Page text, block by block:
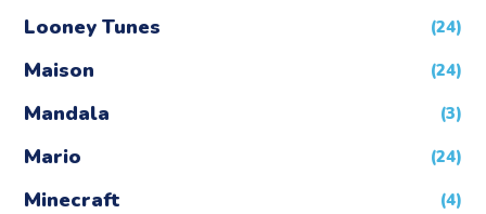
Looney Tunes (24)
Maison (24)
Mandala (3)
Mario (24)
Minecraft (4)